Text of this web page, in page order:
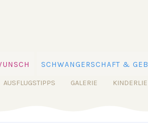
SCHWANGERSCHAFT &
AUSFLUGSTIPPS GALERIE